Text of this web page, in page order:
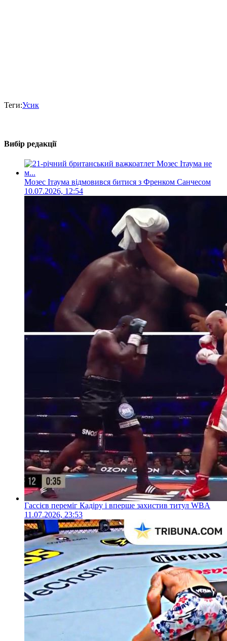
Теги:Усик
Вибір редакції
Мозес Ітаума відмовився битися з Френком Санчесом
10.07.2026, 12:54
Гассієв переміг Кадіру і вперше захистив титул WBA
11.07.2026, 23:53